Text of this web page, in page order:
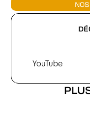
YouTube